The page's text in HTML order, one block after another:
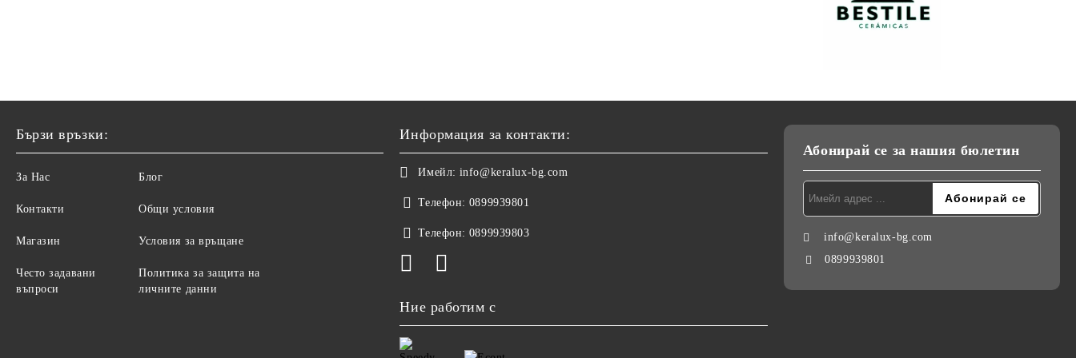
Бързи връзки:
За Нас
Контакти
Магазин
Често задавани
въпроси
Блог
Общи условия
Условия за връщане
Политика за защита на
личните данни
Информация за контакти:
Имейл: info@keralux-bg.com
Телефон: 0899939801
Телефон: 0899939803
Ние работим с
Абонирай се за нашия бюлетин
info@keralux-bg.com
0899939801